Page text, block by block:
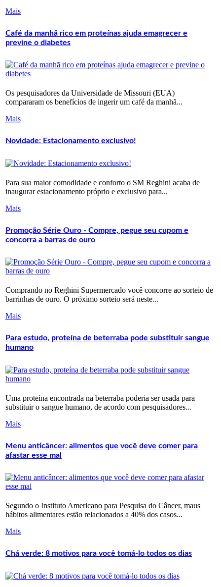
Mais
Café da manhã rico em proteínas ajuda emagrecer e
previne o diabetes
Os pesquisadores da Universidade de Missouri (EUA)
compararam os benefícios de ingerir um café da manhã...
Mais
Novidade: Estacionamento exclusivo!
Para sua maior comodidade e conforto o SM Reghini acaba de
inaugurar estacionamento próprio e exclusivo para...
Mais
Promoção Série Ouro - Compre, pegue seu cupom e
concorra a barras de ouro
Comprando no Reghini Supermercado você concorre ao sorteio de
barrinhas de ouro. O próximo sorteio será neste...
Mais
Para estudo, proteína de beterraba pode substituir sangue
humano
Uma proteína encontrada na beterraba poderia ser usada para
substituir o sangue humano, de acordo com pesquisadores...
Mais
Menu anticâncer: alimentos que você deve comer para
afastar esse mal
Segundo o Instituto Americano para Pesquisa do Câncer, maus
hábitos alimentares estão relacionados a 40% dos casos...
Mais
Chá verde: 8 motivos para você tomá-lo todos os dias